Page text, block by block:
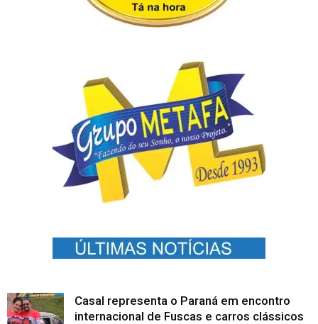
Casal representa o Paraná em encontro
internacional de Fuscas e carros clássicos